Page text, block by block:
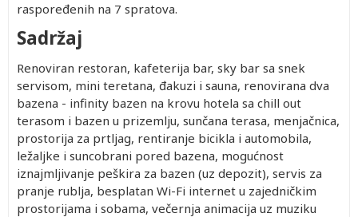
raspoređenih na 7 spratova.
Sadržaj
Renoviran restoran, kafeterija bar, sky bar sa snek
servisom, mini teretana, đakuzi i sauna, renovirana dva
bazena - infinity bazen na krovu hotela sa chill out
terasom i bazen u prizemlju, sunčana terasa, menjačnica,
prostorija za prtljag, rentiranje bicikla i automobila,
ležaljke i suncobrani pored bazena, mogućnost
iznajmljivanje peškira za bazen (uz depozit), servis za
pranje rublja, besplatan Wi-Fi internet u zajedničkim
prostorijama i sobama, večernja animacija uz muziku